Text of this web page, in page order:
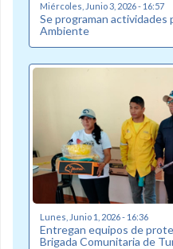
Miércoles, Junio 3, 2026 - 16:57
Se programan actividades
Ambiente
Lunes, Junio 1, 2026 - 16:36
Entregan equipos de
Brigada Comunitaria de